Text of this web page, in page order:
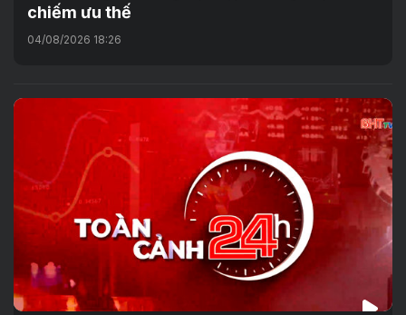
chiếm ưu thế
04/08/2026 18:26